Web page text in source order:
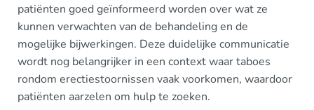
patiënten goed geïnformeerd worden over wat ze
kunnen verwachten van de behandeling en de
mogelijke bijwerkingen. Deze duidelijke communicatie
wordt nog belangrijker in een context waar taboes
rondom erectiestoornissen vaak voorkomen, waardoor
patiënten aarzelen om hulp te zoeken.